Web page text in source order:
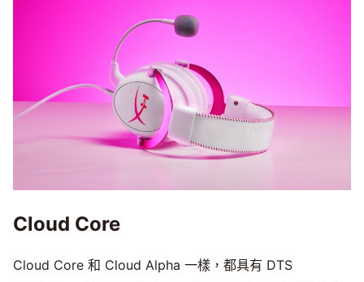
Cloud Core
Cloud Core 和 Cloud Alpha 一樣，都具有 DTS